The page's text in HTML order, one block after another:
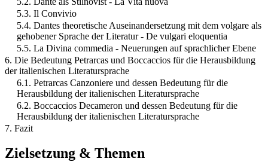
5.3. Il Convivio
5.4. Dantes theoretische Auseinandersetzung mit dem volgare als
gehobener Sprache der Literatur - De vulgari eloquentia
5.5. La Divina commedia - Neuerungen auf sprachlicher Ebene
6. Die Bedeutung Petrarcas und Boccaccios für die Herausbildung
der italienischen Literatursprache
6.1. Petrarcas Canzoniere und dessen Bedeutung für die
Herausbildung der italienischen Literatursprache
6.2. Boccaccios Decameron und dessen Bedeutung für die
Herausbildung der italienischen Literatursprache
7. Fazit
Zielsetzung & Themen